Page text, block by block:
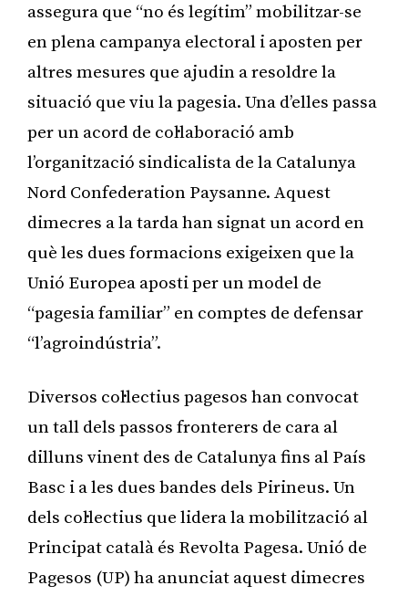
assegura que “no és legítim” mobilitzar-se
en plena campanya electoral i aposten per
altres mesures que ajudin a resoldre la
situació que viu la pagesia. Una d’elles passa
per un acord de col·laboració amb
l’organització sindicalista de la Catalunya
Nord Confederation Paysanne. Aquest
dimecres a la tarda han signat un acord en
què les dues formacions exigeixen que la
Unió Europea aposti per un model de
“pagesia familiar” en comptes de defensar
“l’agroindústria”.
Diversos col·lectius pagesos han convocat
un tall dels passos fronterers de cara al
dilluns vinent des de Catalunya fins al País
Basc i a les dues bandes dels Pirineus. Un
dels col·lectius que lidera la mobilització al
Principat català és Revolta Pagesa. Unió de
Pagesos (UP) ha anunciat aquest dimecres